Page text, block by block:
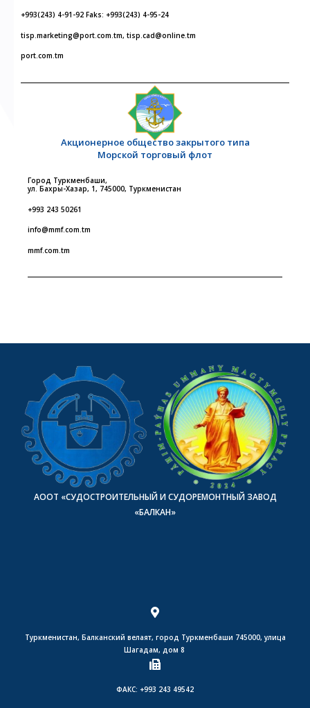
+993(243) 4-91-92 Faks: +993(243) 4-95-24
tisp.marketing@port.com.tm, tisp.cad@online.tm
port.com.tm
Акционерное общество закрытого типа
Морской торговый флот
Город Туркменбаши,
ул. Бахры-Хазар, 1, 745000, Туркменистан
+993 243 50261
info@mmf.com.tm
mmf.com.tm
АООТ «СУДОСТРОИТЕЛЬНЫЙ И СУДОРЕМОНТНЫЙ ЗАВОД
«БАЛКАН»
Туркменистан, Балканский велаят, город Туркменбаши 745000, улица
Шагадам, дом 8
ФАКС: +993 243 49542